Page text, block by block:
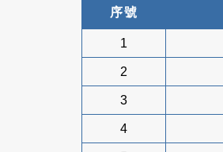
序號
1
2
3
4